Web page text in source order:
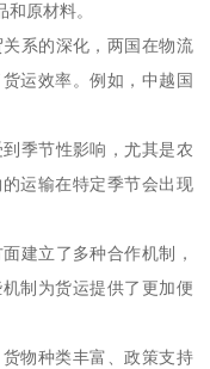
原材料。
系的深化，两国在物流
运效率。例如，中越国
季节性影响，尤其是农
运输在特定季节会出现
建立了多种合作机制，
制为货运提供了更加便
物种类丰富、政策支持